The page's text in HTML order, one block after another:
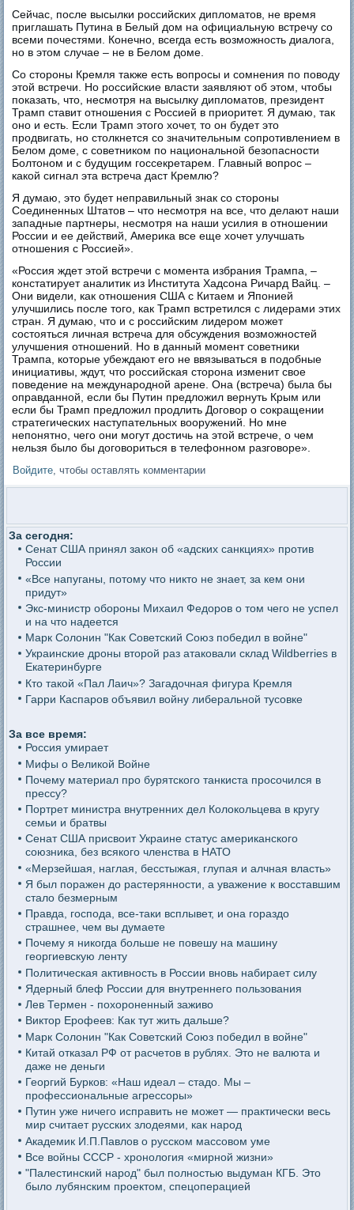
Сейчас, после высылки российских дипломатов, не время
приглашать Путина в Белый дом на официальную встречу со
всеми почестями. Конечно, всегда есть возможность диалога,
но в этом случае – не в Белом доме.
Со стороны Кремля также есть вопросы и сомнения по поводу
этой встречи. Но российские власти заявляют об этом, чтобы
показать, что, несмотря на высылку дипломатов, президент
Трамп ставит отношения с Россией в приоритет. Я думаю, так
оно и есть. Если Трамп этого хочет, то он будет это
продвигать, но столкнется со значительным сопротивлением в
Белом доме, с советником по национальной безопасности
Болтоном и с будущим госсекретарем. Главный вопрос –
какой сигнал эта встреча даст Кремлю?
Я думаю, это будет неправильный знак со стороны
Соединенных Штатов – что несмотря на все, что делают наши
западные партнеры, несмотря на наши усилия в отношении
России и ее действий, Америка все еще хочет улучшать
отношения с Россией».
«Россия ждет этой встречи с момента избрания Трампа, –
констатирует аналитик из Института Хадсона Ричард Вайц. –
Они видели, как отношения США с Китаем и Японией
улучшились после того, как Трамп встретился с лидерами этих
стран. Я думаю, что и с российским лидером может
состояться личная встреча для обсуждения возможностей
улучшения отношений. Но в данный момент советники
Трампа, которые убеждают его не ввязываться в подобные
инициативы, ждут, что российская сторона изменит свое
поведение на международной арене. Она (встреча) была бы
оправданной, если бы Путин предложил вернуть Крым или
если бы Трамп предложил продлить Договор о сокращении
стратегических наступательных вооружений. Но мне
непонятно, чего они могут достичь на этой встрече, о чем
нельзя было бы договориться в телефонном разговоре».
Войдите, чтобы оставлять комментарии
За сегодня:
Сенат США принял закон об «адских санкциях» против
России
«Все напуганы, потому что никто не знает, за кем они
придут»
Экс-министр обороны Михаил Федоров о том чего не успел
и на что надеется
Марк Солонин "Как Советский Союз победил в войне"
Украинские дроны второй раз атаковали склад Wildberries в
Екатеринбурге
Кто такой «Пал Лаич»? Загадочная фигура Кремля
Гарри Каспаров объявил войну либеральной тусовке
За все время:
Россия умирает
Мифы о Великой Войне
Почему материал про бурятского танкиста просочился в
прессу?
Портрет министра внутренних дел Колокольцева в кругу
семьи и братвы
Сенат США присвоит Украине статус американского
союзника, без всякого членства в НАТО
«Мерзейшая, наглая, бесстыжая, глупая и алчная власть»
Я был поражен до растерянности, а уважение к восставшим
стало безмерным
Правда, господа, все-таки всплывет, и она гораздо
страшнее, чем вы думаете
Почему я никогда больше не повешу на машину
георгиевскую ленту
Политическая активность в России вновь набирает силу
Ядерный блеф России для внутреннего пользования
Лев Термен - похороненный заживо
Виктор Ерофеев: Как тут жить дальше?
Марк Солонин "Как Советский Союз победил в войне"
Китай отказал РФ от расчетов в рублях. Это не валюта и
даже не деньги
Георгий Бурков: «Наш идеал – стадо. Мы –
профессиональные агрессоры»
Путин уже ничего исправить не может — практически весь
мир считает русских злодеями, как народ
Академик И.П.Павлов о русском массовом уме
Все войны СССР - хронология «мирной жизни»
"Палестинский народ" был полностью выдуман КГБ. Это
было лубянским проектом, спецоперацией